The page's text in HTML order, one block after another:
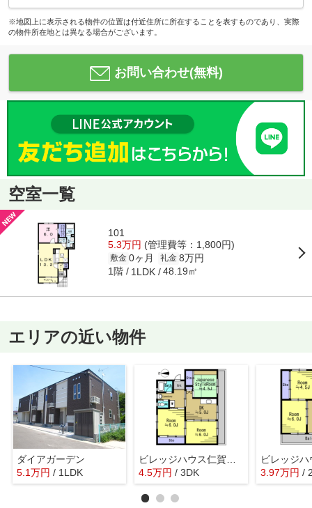
※地図上に表示される物件の位置は付近住所に所在することを表すものであり、実際
の物件所在地とは異なる場合がございます。
お問い合わせ(無料)
空室一覧
101
5.3万円 (管理費等：1,800円)
敷金 0ヶ月 礼金 8万円
1階 1LDK 48.19㎡
エリアの近い物件
ダイアガーデン
5.1万円 / 1LDK
4.5万円 / 3DK 3.97万円 /